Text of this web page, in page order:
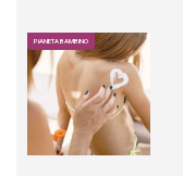
PIANETA BAMBINO